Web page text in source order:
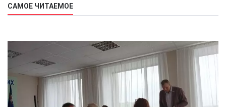
САМОЕ ЧИТАЕМОЕ